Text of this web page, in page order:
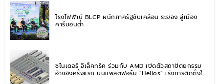
โรงไฟฟ้าบี BLCP ผนึกภาครัฐขับเคลื่อน ระยอง สู่เมือง
คาร์บอนต่ำ
ชไนเดอร์ อิเล็คทริค ร่วมกับ AMD เปิดตัวสถาปัตยกรรม
อ้างอิงครั้งแรก บนแพลตฟอร์ม “Helios” เร่งการติดตั้งใช้